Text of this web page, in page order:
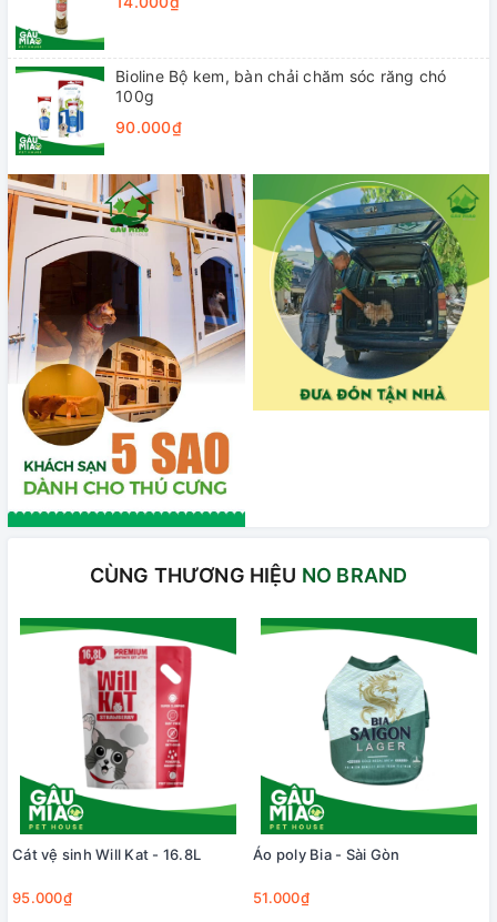
Bioline Bộ kem, bàn chải chăm sóc răng chó
100g
90.000₫
CÙNG THƯƠNG HIỆU NO BRAND
Cát vệ sinh Will Kat - 16.8L
95.000₫
Áo poly Bia - Sài Gòn
51.000₫